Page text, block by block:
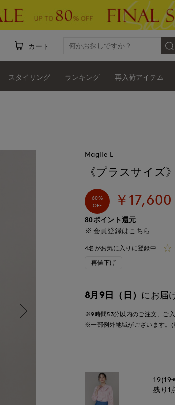
カート
スタイリング ランキング 再入荷アイテム
Maglie L
《プラスサイズ
60%
OFF
￥17,600
80ポイント還元
会員登録は こちら
4名がお気に入りに登録中
再値下げ
8月9日（日） にお届
※9時間53分以内のご注文、ご
※一部例外地域がございます。(
19(19
残り1